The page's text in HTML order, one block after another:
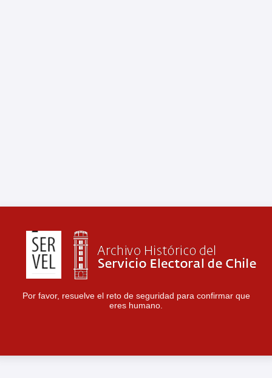
Por favor, resuelve el reto de seguridad para confirmar que
eres humano.